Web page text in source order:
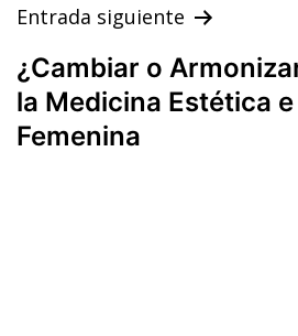
Entrada siguiente
¿Cambiar o
la Medicina Estética
Femenina